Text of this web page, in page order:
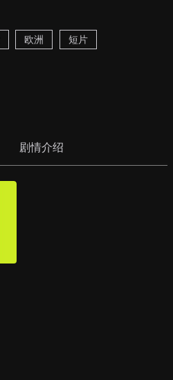
欧洲 短片
剧情介绍